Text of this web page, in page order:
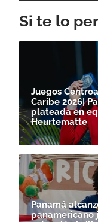
Si te lo
Juegos
Caribe 2026|
plateada en
Heurtematte
Panamá
panamericano